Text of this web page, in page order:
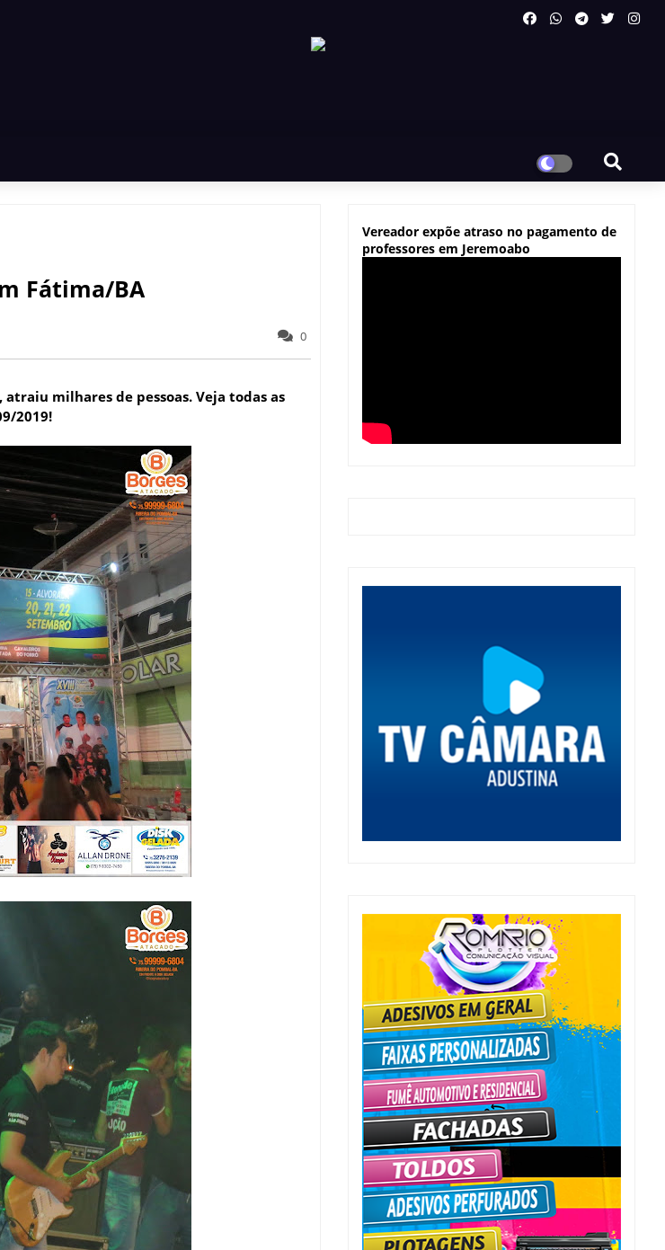
Fátima/BA
0
milhares de pessoas. Veja todas as
2019!
Vereador expõe atraso no pagamento de
professores em Jeremoabo